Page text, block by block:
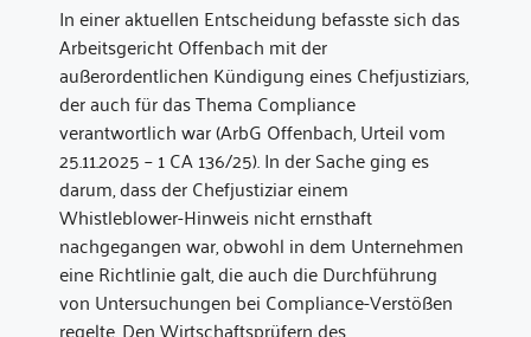
In einer aktuellen Entscheidung befasste sich das
Arbeitsgericht Offenbach mit der
außerordentlichen Kündigung eines Chefjustiziars,
der auch für das Thema Compliance
verantwortlich war (ArbG Offenbach, Urteil vom
25.11.2025 – 1 CA 136/25). In der Sache ging es
darum, dass der Chefjustiziar einem
Whistleblower-Hinweis nicht ernsthaft
nachgegangen war, obwohl in dem Unternehmen
eine Richtlinie galt, die auch die Durchführung
von Untersuchungen bei Compliance-Verstößen